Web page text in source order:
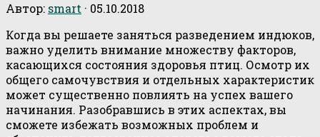
Автор: smart · 05.10.2018
Когда вы решаете заняться разведением индюков,
важно уделить внимание множеству факторов,
касающихся состояния здоровья птиц. Осмотр их
общего самочувствия и отдельных характеристик
может существенно повлиять на успех вашего
начинания. Разобравшись в этих аспектах, вы
сможете избежать возможных проблем и